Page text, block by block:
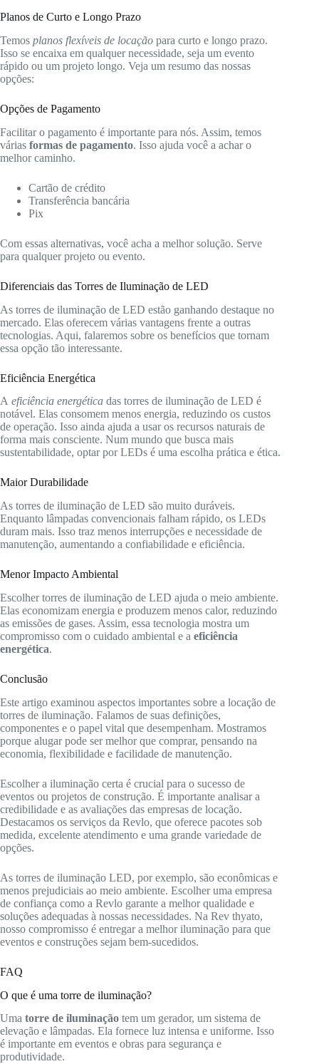
Planos de Curto e Longo Prazo
Temos planos flexíveis de locação para curto e longo prazo.
Isso se encaixa em qualquer necessidade, seja um evento
rápido ou um projeto longo. Veja um resumo das nossas
opções:
Opções de Pagamento
Facilitar o pagamento é importante para nós. Assim, temos
várias formas de pagamento. Isso ajuda você a achar o
melhor caminho.
Cartão de crédito
Transferência bancária
Pix
Com essas alternativas, você acha a melhor solução. Serve
para qualquer projeto ou evento.
Diferenciais das Torres de Iluminação de LED
As torres de iluminação de LED estão ganhando destaque no
mercado. Elas oferecem várias vantagens frente a outras
tecnologias. Aqui, falaremos sobre os benefícios que tornam
essa opção tão interessante.
Eficiência Energética
A eficiência energética das torres de iluminação de LED é
notável. Elas consomem menos energia, reduzindo os custos
de operação. Isso ainda ajuda a usar os recursos naturais de
forma mais consciente. Num mundo que busca mais
sustentabilidade, optar por LEDs é uma escolha prática e ética.
Maior Durabilidade
As torres de iluminação de LED são muito duráveis.
Enquanto lâmpadas convencionais falham rápido, os LEDs
duram mais. Isso traz menos interrupções e necessidade de
manutenção, aumentando a confiabilidade e eficiência.
Menor Impacto Ambiental
Escolher torres de iluminação de LED ajuda o meio ambiente.
Elas economizam energia e produzem menos calor, reduzindo
as emissões de gases. Assim, essa tecnologia mostra um
compromisso com o cuidado ambiental e a eficiência
energética.
Conclusão
Este artigo examinou aspectos importantes sobre a locação de
torres de iluminação. Falamos de suas definições,
componentes e o papel vital que desempenham. Mostramos
porque alugar pode ser melhor que comprar, pensando na
economia, flexibilidade e facilidade de manutenção.
Escolher a iluminação certa é crucial para o sucesso de
eventos ou projetos de construção. É importante analisar a
credibilidade e as avaliações das empresas de locação.
Destacamos os serviços da Revlo, que oferece pacotes sob
medida, excelente atendimento e uma grande variedade de
opções.
As torres de iluminação LED, por exemplo, são econômicas e
menos prejudiciais ao meio ambiente. Escolher uma empresa
de confiança como a Revlo garante a melhor qualidade e
soluções adequadas à nossas necessidades. Na Rev thyato,
nosso compromisso é entregar a melhor iluminação para que
eventos e construções sejam bem-sucedidos.
FAQ
O que é uma torre de iluminação?
Uma torre de iluminação tem um gerador, um sistema de
elevação e lâmpadas. Ela fornece luz intensa e uniforme. Isso
é importante em eventos e obras para segurança e
produtividade.